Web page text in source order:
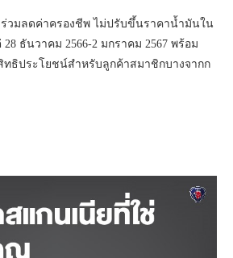
วมลดค่าครองชีพ ไม่ปรับขึ้นราคาน้ำมันใน
ธันวาคม 2566-2 มกราคม 2567 พร้อม
ธิประโยชน์สำหรับลูกค้าสมาชิกบางจากก